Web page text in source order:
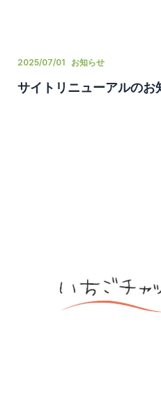
2025/07/01 お知らせ
サイトリニューアルのお